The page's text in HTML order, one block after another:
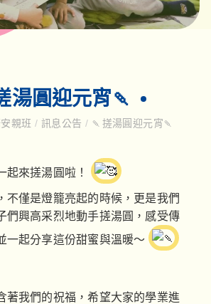
湯圓迎元宵🍡
安親班/ 訊息公告/ 🍡搓湯圓迎元宵🍡
起來搓湯圓啦！
不僅是燈籠亮起的時候，更是我們
們興高采烈地動手搓湯圓，感受傳
一起分享這份甜蜜與溫暖～
著我們的祝福，希望大家的學業進